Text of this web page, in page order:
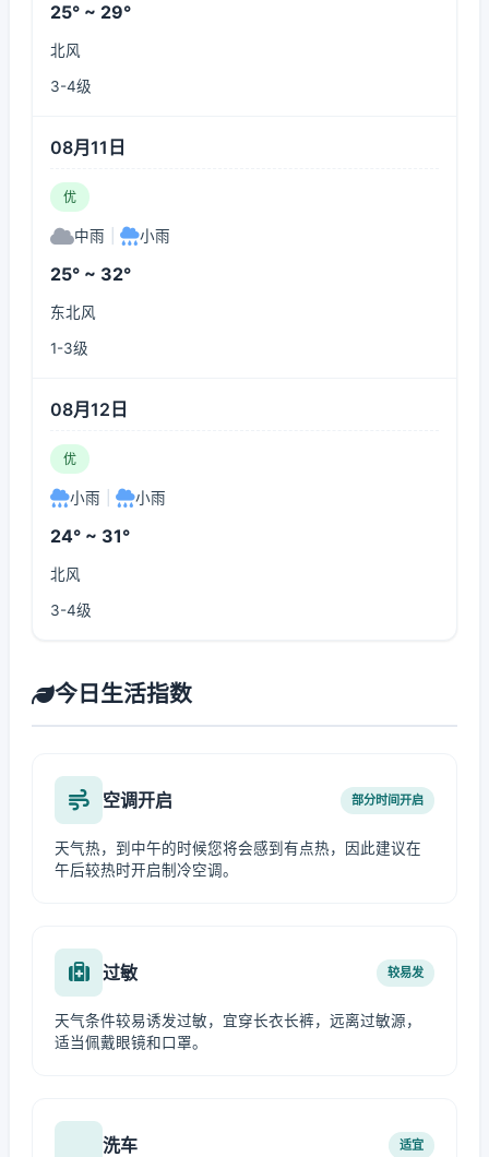
25° ~ 29°
北风
3-4级
08月11日
优
中雨 小雨
25° ~ 32°
东北风
1-3级
08月12日
优
小雨 小雨
24° ~ 31°
北风
3-4级
今日生活指数
空调开启 部分时间开启
天气热，到中午的时候您将会感到有点热，因此建议在
午后较热时开启制冷空调。
过敏 较易发
天气条件较易诱发过敏，宜穿长衣长裤，远离过敏源，
适当佩戴眼镜和口罩。
洗车 适宜